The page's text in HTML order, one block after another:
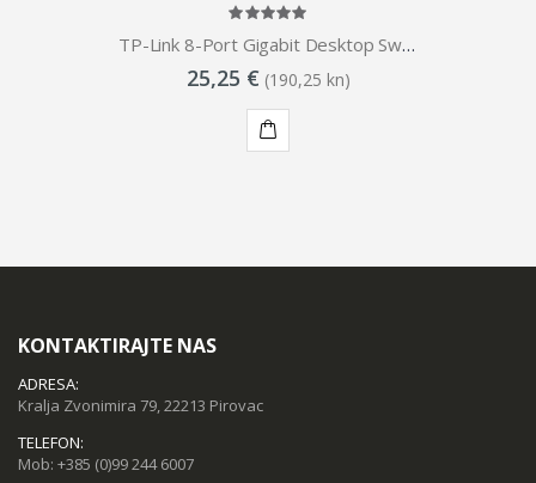
TP-Link 8-Port Gigabit Desktop Switch
25,25 € (190,25 kn)
KONTAKTIRAJTE NAS
ADRESA:
Kralja Zvonimira 79, 22213 Pirovac
TELEFON:
Mob: +385 (0)99 244 6007